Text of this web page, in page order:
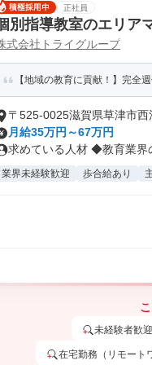
正社員
別指導教室のエリア
式会社トライグループ
【地域の教育に貢献！】完全
〒525-0025滋賀県草津市西
月給35万円～67万円
求めている人材 ◆教育業界
業界未経験歓迎 歩合給あり
未経験者歓迎
在宅勤務（リモート